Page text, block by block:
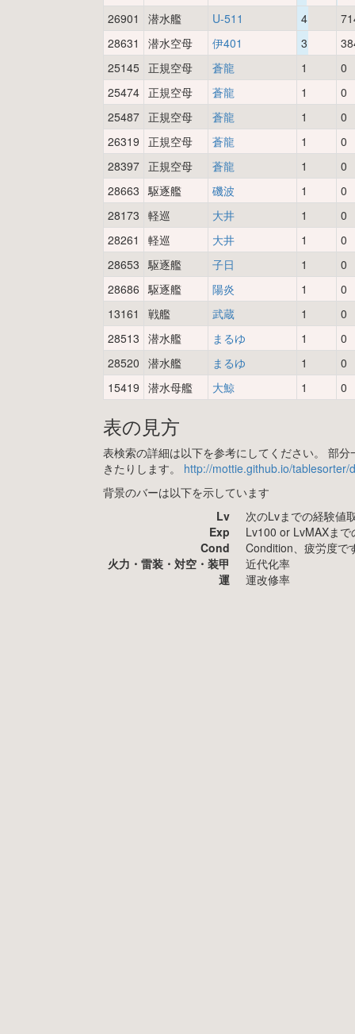
26901
潜水艦 U-511 4
28631
潜水空母 伊401 3
25145
正規空母 蒼龍 1
0
25474 正規空母 蒼龍 1
0
25487 正規空母 蒼龍 1
0
26319 正規空母 蒼龍 1
0
28397 正規空母 蒼龍 1
0
28663 駆逐艦 磯波 1
0
28173 軽巡 大井 1
0
28261
軽巡 大井 1
0
28653 駆逐艦 子日 1
0
28686 駆逐艦 陽炎 1
0
13161
戦艦 武蔵 1
0
28513 潜水艦 まるゆ 1
0
28520 潜水艦 まるゆ 1
0
15419 潜水母艦 大鯨 1 0
表の見方
表検索の詳細は以下を参考にしてください。 部
きたりします。 http://mottie.github.io/
背景のバーは以下を示しています
Lv
次のLvまでの経験値
Exp
Lv100 or LvMAXま
Cond
Condition、疲労度で
火力・雷装・対空・装甲
近代化率
運
運改修率